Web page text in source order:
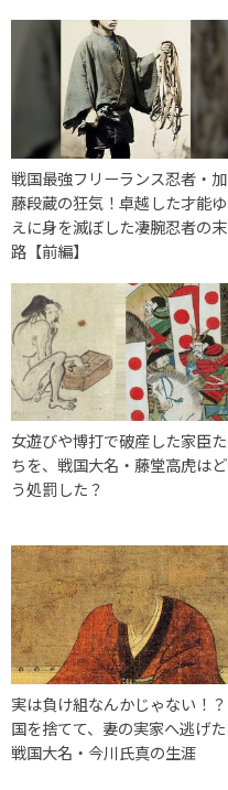
戦国最強フリーランス忍者・加
藤段蔵の狂気！卓越した才能ゆ
えに身を滅ぼした凄腕忍者の末
路【前編】
女遊びや博打で破産した家臣た
ちを、戦国大名・藤堂高虎はど
う処罰した？
実は負け組なんかじゃない！？
国を捨てて、妻の実家へ逃げた
戦国大名・今川氏真の生涯